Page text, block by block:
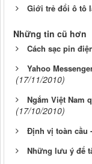
Giới trẻ đổi ô tô
Những tin cũ hơn
Cách sạc pin
Yahoo
(17/11/2010)
Ngắm Việt Nam
(17/10/2010)
Định vị toàn cầu
Những lưu ý để